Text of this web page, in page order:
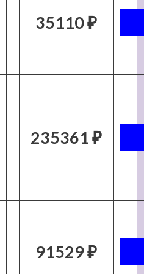
35110 ₽
235361 ₽
91529 ₽